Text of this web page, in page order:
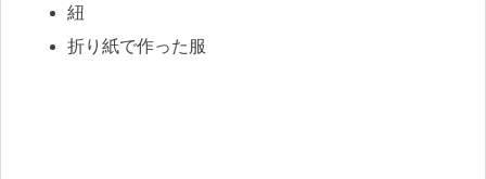
紐
折り紙で作った服